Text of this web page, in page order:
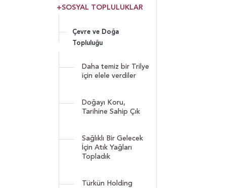
+SOSYAL TOPLULUKLAR
Çevre ve Doğa
Topluluğu
Daha temiz bir Trilye
için elele verdiler
Doğayı Koru,
Tarihine Sahip Çık
Sağlıklı Bir Gelecek
İçin Atık Yağları
Topladık
Türkün Holding